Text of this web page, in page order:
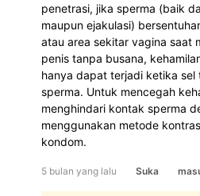
penetrasi, jika sperma (baik
maupun ejakulasi)
atau area sekitar vagina saat
penis tanpa busana,
hanya dapat terjadi ketika
sperma. Untuk mencegah
menghindari kontak sperma
menggunakan metode
kondom.
5 bulan yang lalu Suka